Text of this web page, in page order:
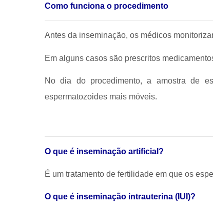
Como funciona o procedimento
Antes da inseminação, os médicos
Em alguns casos são prescritos
No dia do procedimento, a amostra de
espermatozoides mais móveis.
O que é inseminação artificial?
É um tratamento de fertilidade em que os
O que é inseminação intrauterina (IUI)?